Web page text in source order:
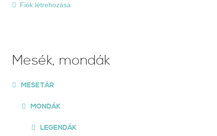
Fiók létrehozása
Mesék, mondák
MESETÁR
MONDÁK
LEGENDÁK